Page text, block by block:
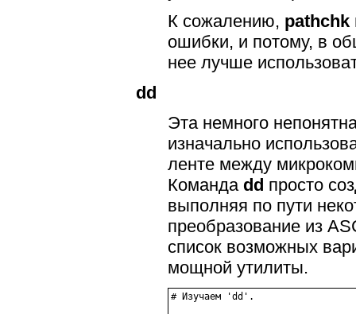
К сожалению, pathchk
ошибки, и потому, в
нее лучше
dd
Эта немного
изначально
ленте между
Команда dd просто
выполняя по пути
преобразование из
список возможных
мощной утилиты.
# Изучаем 'dd'.